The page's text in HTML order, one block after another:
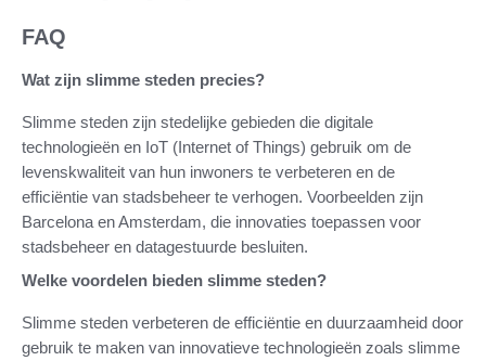
FAQ
Wat zijn slimme steden precies?
Slimme steden zijn stedelijke gebieden die digitale
technologieën en IoT (Internet of Things) gebruik om de
levenskwaliteit van hun inwoners te verbeteren en de
efficiëntie van stadsbeheer te verhogen. Voorbeelden zijn
Barcelona en Amsterdam, die innovaties toepassen voor
stadsbeheer en datagestuurde besluiten.
Welke voordelen bieden slimme steden?
Slimme steden verbeteren de efficiëntie en duurzaamheid door
gebruik te maken van innovatieve technologieën zoals slimme